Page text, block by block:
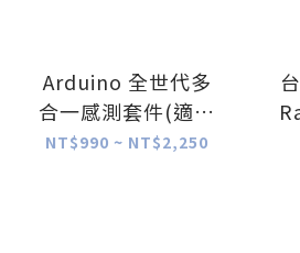
Arduino 全世代多
合一感測套件(適用
R3、R4、UNO Q各
NT$990 ~ NT$2,250